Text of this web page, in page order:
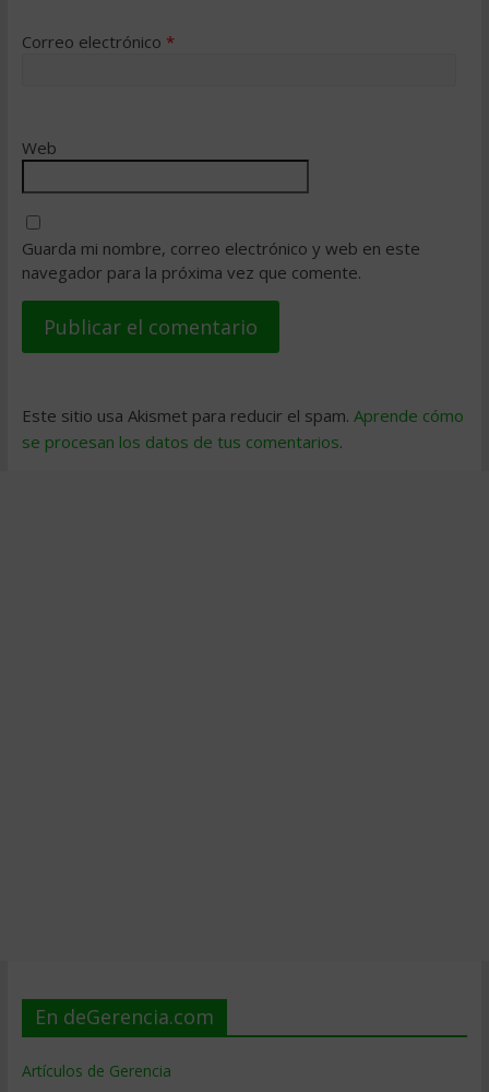
Correo electrónico *
Web
Guarda mi nombre, correo electrónico y web en este
navegador para la próxima vez que comente.
Este sitio usa Akismet para reducir el spam. Aprende cómo
se procesan los datos de tus comentarios.
En deGerencia.com
Artículos de Gerencia